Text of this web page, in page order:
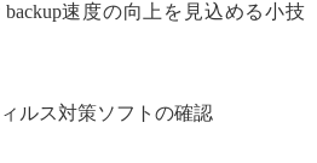
速度の向上を見込める小技
ルス対策ソフトの確認